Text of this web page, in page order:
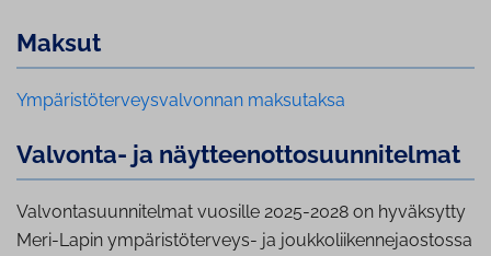
Maksut
Ympäristöterveysvalvonnan maksutaksa
Valvonta- ja näyt­teen­ot­to­suun­ni­tel­mat
Valvontasuunnitelmat vuosille 2025-2028 on hyväksytty
Meri-Lapin ympäristöterveys- ja joukkoliikennejaostossa